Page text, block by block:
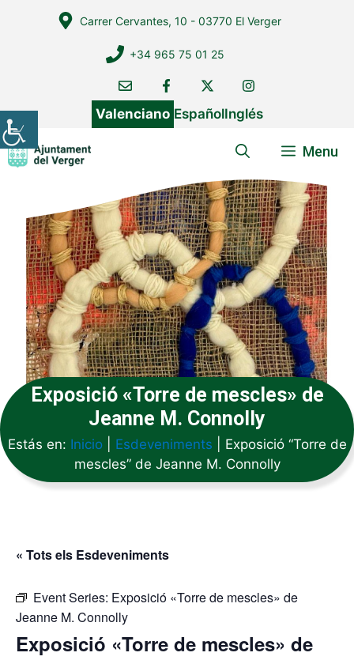
Carrer Cervantes, 10 - 03770 El Verger
+34 965 75 01 25
Valenciano EspañolInglés
Menu
Exposició «Torre de mescles» de
Jeanne M. Connolly
Estás en: Inicio| Esdeveniments
Exposició “Torre de
mescles” de Jeanne M. Connolly
« Tots els Esdeveniments
Event Series: Exposició «Torre de mescles» de
Jeanne M. Connolly
Exposició «Torre de mescles» de